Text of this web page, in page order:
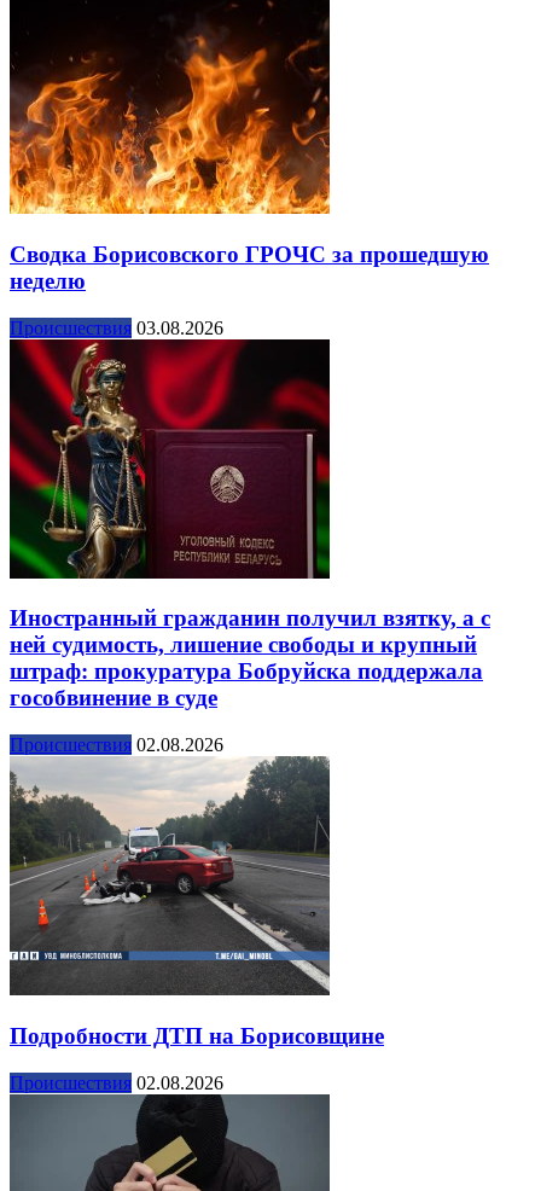
Сводка Борисовского ГРОЧС за прошедшую
неделю
Происшествия 03.08.2026
Иностранный гражданин получил взятку, а с
ней судимость, лишение свободы и крупный
штраф: прокуратура Бобруйска поддержала
гособвинение в суде
Происшествия 02.08.2026
Подробности ДТП на Борисовщине
Происшествия 02.08.2026